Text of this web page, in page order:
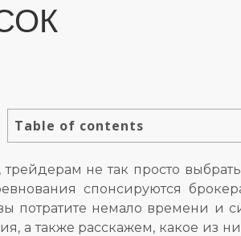
Table of contents
не так просто
спонсируются
потратите немало времени и
а также расскажем, какое из